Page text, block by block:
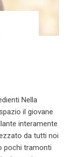
Nella
il giovane
interamente
da tutti noi
pochi tramonti